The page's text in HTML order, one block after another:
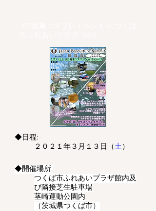
◆日程:
２０２１年３月１３日（土 ）
◆開催場所:
つくば市ふれあいプラザ館内及
び隣接芝生駐車場
茎崎運動公園内
​（茨城県つくば市）